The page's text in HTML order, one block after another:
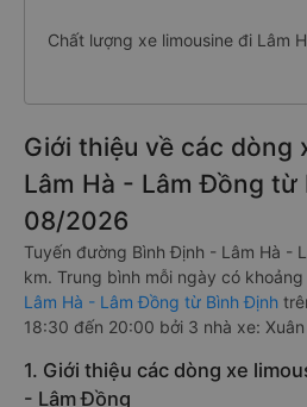
Chất lượng xe limousine đi Lâm
Giới thiệu về các dòng
Lâm Hà - Lâm Đồng từ
08/2026
Tuyến đường Bình Định - Lâm Hà -
km. Trung bình mỗi ngày có
Lâm Hà - Lâm Đồng từ Bình Định
18:30 đến 20:00 bởi 3 nhà xe:
1. Giới thiệu các dòng xe
- Lâm Đồng